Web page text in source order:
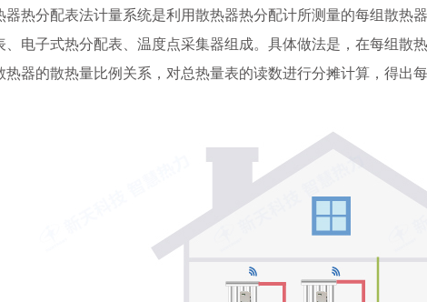
器热分配表法计量系统是利用散热器热分配计所测量的每组散热
、电子式热分配表、温度点采集器组成。具体做法是，在每组散
热器的散热量比例关系，对总热量表的读数进行分摊计算，得出每